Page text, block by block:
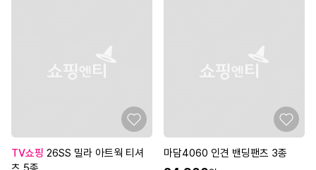
TV쇼핑 마담4060 인견 밴딩팬츠 3종